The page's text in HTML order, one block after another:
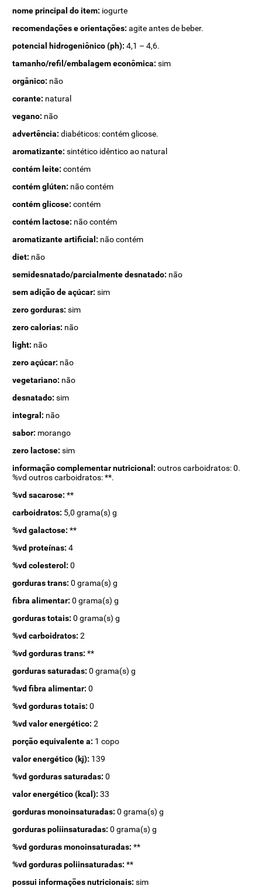
nome principal do item: iogurte
recomendações e orientações: agite antes de beber.
potencial hidrogeniônico (ph): 4,1 – 4,6.
tamanho/refil/embalagem econômica: sim
orgânico: não
corante: natural
vegano: não
advertência: diabéticos: contém glicose.
aromatizante: sintético idêntico ao natural
contém leite: contém
contém glúten: não contém
contém glicose: contém
contém lactose: não contém
aromatizante artificial: não contém
diet: não
semidesnatado/parcialmente desnatado: não
sem adição de açúcar: sim
zero gorduras: sim
zero calorias: não
light: não
zero açúcar: não
vegetariano: não
desnatado: sim
integral: não
sabor: morango
zero lactose: sim
informação complementar nutricional: outros carboidratos: 0.
%vd outros carboidratos: **.
%vd sacarose: **
carboidratos: 5,0 grama(s) g
%vd galactose: **
%vd proteínas: 4
%vd colesterol: 0
gorduras trans: 0 grama(s) g
fibra alimentar: 0 grama(s) g
gorduras totais: 0 grama(s) g
%vd carboidratos: 2
%vd gorduras trans: **
gorduras saturadas: 0 grama(s) g
%vd fibra alimentar: 0
%vd gorduras totais: 0
%vd valor energético: 2
porção equivalente a: 1 copo
valor energético (kj): 139
%vd gorduras saturadas: 0
valor energético (kcal): 33
gorduras monoinsaturadas: 0 grama(s) g
gorduras poliinsaturadas: 0 grama(s) g
%vd gorduras monoinsaturadas: **
%vd gorduras poliinsaturadas: **
possui informações nutricionais: sim